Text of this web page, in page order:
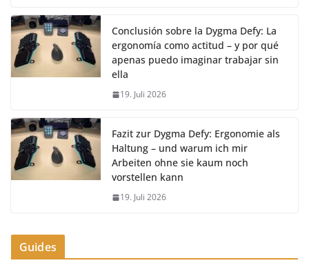
Conclusión sobre la Dygma Defy: La
ergonomía como actitud – y por qué
apenas puedo imaginar trabajar sin
ella
19. Juli 2026
Fazit zur Dygma Defy: Ergonomie als
Haltung – und warum ich mir
Arbeiten ohne sie kaum noch
vorstellen kann
19. Juli 2026
Guides